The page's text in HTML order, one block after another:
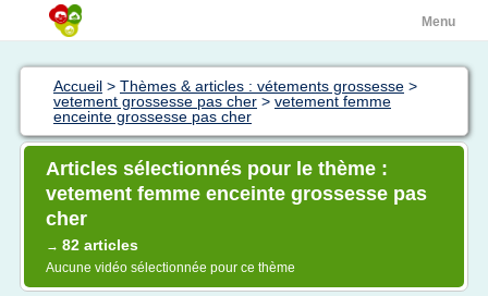
Menu
Accueil > Thèmes & articles : vétements grossesse >
vetement grossesse pas cher > vetement femme
enceinte grossesse pas cher
Articles sélectionnés pour le thème :
vetement femme enceinte grossesse pas
cher
→ 82 articles
Aucune vidéo sélectionnée pour ce thème